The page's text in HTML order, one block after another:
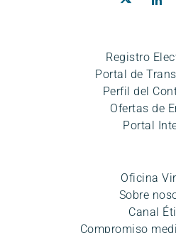
Registro
Portal de
Perfil del
Ofertas de
Portal
Oficina
Sobre
Canal
Compromiso